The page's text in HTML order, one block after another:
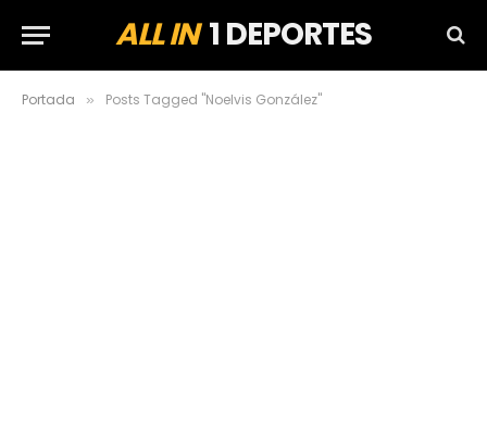
ALL IN1 DEPORTES
Portada » Posts Tagged "Noelvis González"